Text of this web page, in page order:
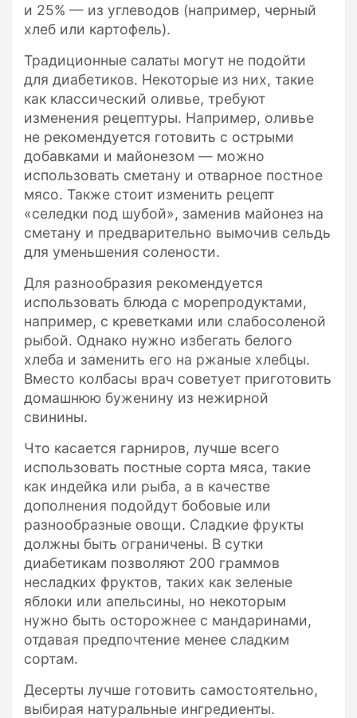
и 25% — из углеводов (например, черный
хлеб или картофель).
Традиционные салаты могут не подойти
для диабетиков. Некоторые из них, такие
как классический оливье, требуют
изменения рецептуры. Например, оливье
не рекомендуется готовить с острыми
добавками и майонезом — можно
использовать сметану и отварное постное
мясо. Также стоит изменить рецепт
«селедки под шубой», заменив майонез на
сметану и предварительно вымочив сельдь
для уменьшения солености.
Для разнообразия рекомендуется
использовать блюда с морепродуктами,
например, с креветками или слабосоленой
рыбой. Однако нужно избегать белого
хлеба и заменить его на ржаные хлебцы.
Вместо колбасы врач советует приготовить
домашнюю буженину из нежирной
свинины.
Что касается гарниров, лучше всего
использовать постные сорта мяса, такие
как индейка или рыба, а в качестве
дополнения подойдут бобовые или
разнообразные овощи. Сладкие фрукты
должны быть ограничены. В сутки
диабетикам позволяют 200 граммов
несладких фруктов, таких как зеленые
яблоки или апельсины, но некоторым
нужно быть осторожнее с мандаринами,
отдавая предпочтение менее сладким
сортам.
Десерты лучше готовить самостоятельно,
выбирая натуральные ингредиенты.